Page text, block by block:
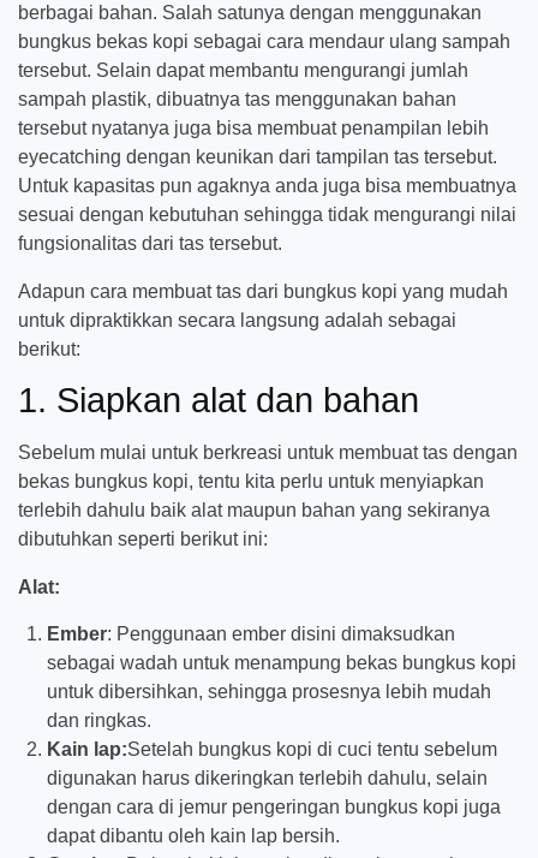
berbagai bahan. Salah satunya dengan menggunakan
bungkus bekas kopi sebagai cara mendaur ulang sampah
tersebut. Selain dapat membantu mengurangi jumlah
sampah plastik, dibuatnya tas menggunakan bahan
tersebut nyatanya juga bisa membuat penampilan lebih
eyecatching dengan keunikan dari tampilan tas tersebut.
Untuk kapasitas pun agaknya anda juga bisa membuatnya
sesuai dengan kebutuhan sehingga tidak mengurangi nilai
fungsionalitas dari tas tersebut.
Adapun cara membuat tas dari bungkus kopi yang mudah
untuk dipraktikkan secara langsung adalah sebagai
berikut:
1. Siapkan alat dan bahan
Sebelum mulai untuk berkreasi untuk membuat tas dengan
bekas bungkus kopi, tentu kita perlu untuk menyiapkan
terlebih dahulu baik alat maupun bahan yang sekiranya
dibutuhkan seperti berikut ini:
Alat:
Ember: Penggunaan ember disini dimaksudkan
sebagai wadah untuk menampung bekas bungkus kopi
untuk dibersihkan, sehingga prosesnya lebih mudah
dan ringkas.
Kain lap:Setelah bungkus kopi di cuci tentu sebelum
digunakan harus dikeringkan terlebih dahulu, selain
dengan cara di jemur pengeringan bungkus kopi juga
dapat dibantu oleh kain lap bersih.